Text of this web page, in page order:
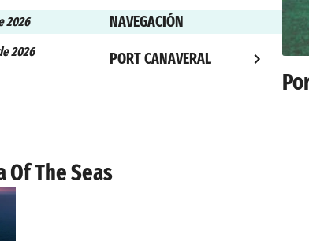
2026 NAVEGACIÓN
2026
PORT CANAVERAL
The Seas